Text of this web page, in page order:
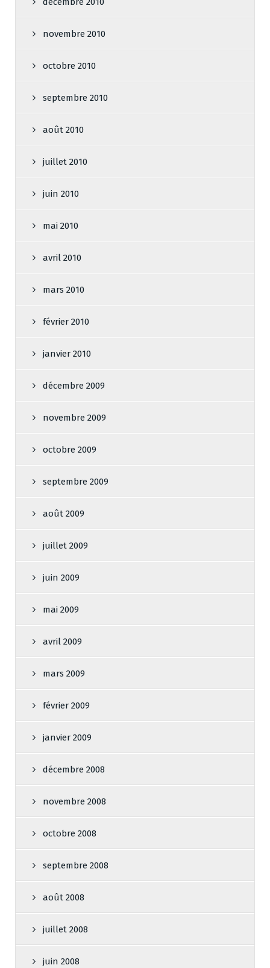
novembre 2010
octobre 2010
septembre 2010
août 2010
juillet 2010
juin 2010
mai 2010
avril 2010
mars 2010
février 2010
janvier 2010
décembre 2009
novembre 2009
octobre 2009
septembre 2009
août 2009
juillet 2009
juin 2009
mai 2009
avril 2009
mars 2009
février 2009
janvier 2009
décembre 2008
novembre 2008
octobre 2008
septembre 2008
août 2008
juillet 2008
juin 2008